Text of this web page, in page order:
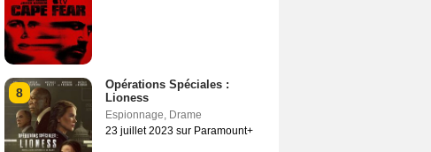
8
Opérations Spéciales :
Lioness
Espionnage, Drame
23 juillet 2023 sur Paramount+